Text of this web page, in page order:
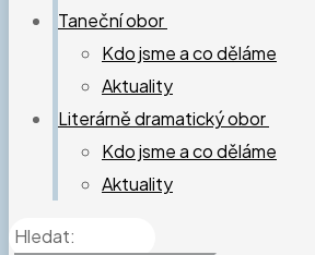
Taneční obor
Kdo jsme a co děláme
Aktuality
Literárně dramatický obor
Kdo jsme a co děláme
Aktuality
Hledat: